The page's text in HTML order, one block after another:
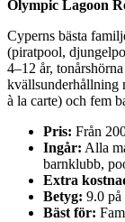
Olympic Lagoon
Cyperns bästa
(piratpool,
4–12 år,
kvällsunderhållning
à la carte) och fem
Pris: Från
Ingår: Alla
barnklubb,
Extra
Betyg: 9.0
Bäst för: